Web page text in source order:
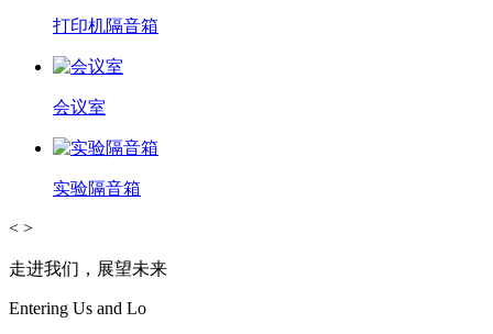
打印机隔音箱
会议室
实验隔音箱
< >
走进我们，展望未来
Entering Us and Lo